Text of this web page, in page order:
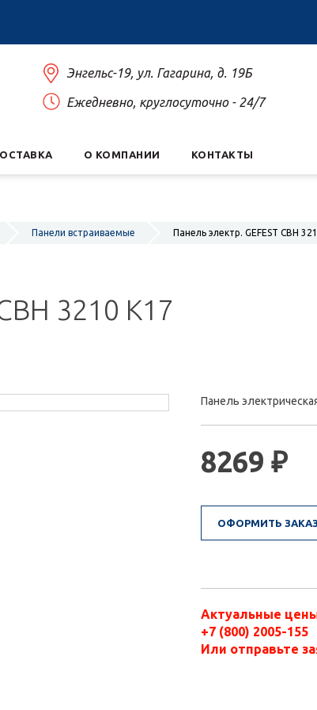
Энгельс-19, ул. Гагарина, д. 19Б
Ежедневно, круглосуточно - 24/7
О КОМПАНИИ КОНТАКТЫ
Панели встраиваемые Панель электр. GEFEST СВН
3210 K17
Панель
8269 ₽
ОФОРМИТЬ ЗАКАЗ
Актуальные
+7 (800) 2005-155
Или отправьте